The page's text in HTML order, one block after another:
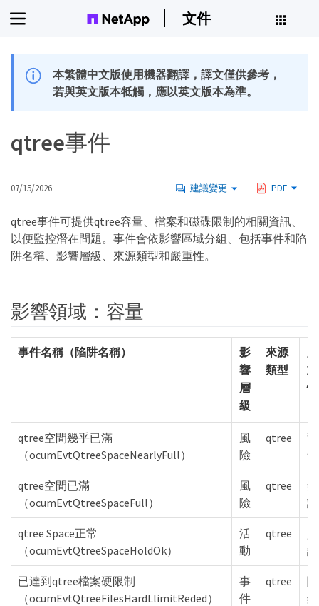
文件
本繁體中文版使用機器翻譯，譯文僅供參考，
若與英文版本牴觸，應以英文版本為準。
qtree事件
07/15/2026 建議變更 PDF
qtree事件可提供qtree容量、檔案和磁碟限制的相關資訊、
以便監控潛在問題。事件會依影響區域分組、包括事件和陷
阱名稱、影響層級、來源類型和嚴重性。
影響領域：容量
事件名稱（陷阱名稱）
影
響
層
級
來源
類型
嚴
重
性
qtree空間幾乎已滿
（ocumEvtQtreeSpaceNearlyFull）
風
險
qtree
警
告
qtree空間已滿
（ocumEvtQtreeSpaceFull）
風
險
qtree
錯
誤
qtree Space正常
（ocumEvtQtreeSpaceHoldOk）
活
動
qtree
資
訊
已達到qtree檔案硬限制
（ocumEvtQtreeFilesHardLlimitReded）
事
件
qtree
關
鍵